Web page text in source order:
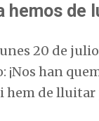
hemos de
20 de
¡Nos han
hem de